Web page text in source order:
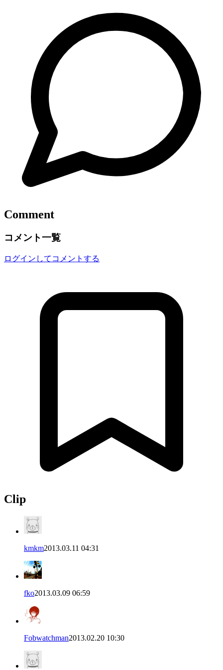
Comment
コメント一覧
ログインしてコメントする
Clip
kmkm2013.03.11 04:31
fko2013.03.09 06:59
Fobwatchman2013.02.20 10:30